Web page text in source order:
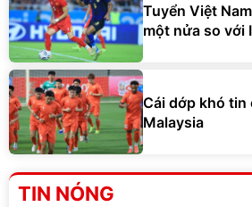
Tuyển Việt
một nửa so với
Cái dớp khó tin
Malaysia
TIN NÓNG